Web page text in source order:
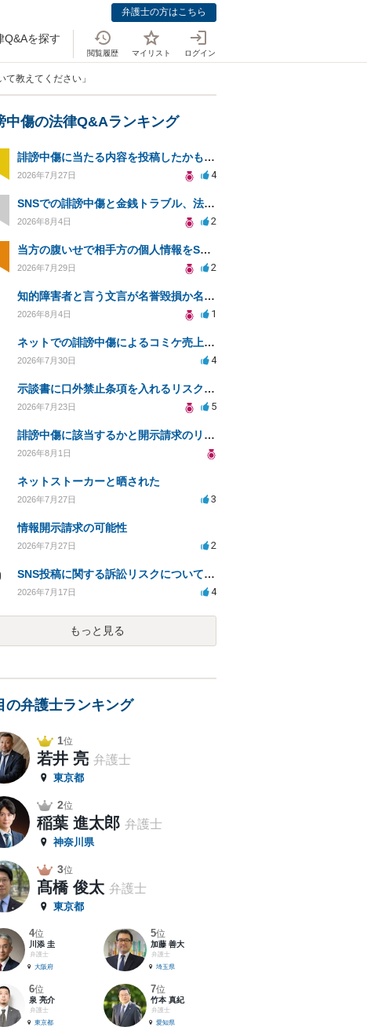
弁護士の方はこちら
Q&Aを探す
閲覧履歴 マイリスト ログイン
教えてください」
中傷の法律Q&Aランキング
誹謗中傷に当たる内容を投稿したかもしれない。開示請求や民事刑事裁判に発展しうるのか教えて欲しい。
2026年7月27日 4
SNSでの誹謗中傷と金銭トラブル、法的対応の相談
2026年8月4日 2
当方の腹いせで相手方の個人情報をSNSで晒してしまい名誉毀損させてしまったかもしれない
2026年7月29日 2
知的障害者と言う文言が名誉毀損か名誉感情の侵害になるか教えてほしい。
2026年8月4日 1
ネットでの誹謗中傷によるコミケ売上減少、損害賠償は可能か？
2026年7月30日 4
示談書に口外禁止条項を入れるリスクはありますか？
2026年7月23日 5
誹謗中傷に該当するかと開示請求のリスクを知りたい
2026年8月1日
ネットストーカーと晒された
2026年7月27日 3
情報開示請求の可能性
2026年7月27日 2
SNS投稿に関する訴訟リスクについての相談
2026年7月17日 4
もっと見る
の弁護士ランキング
1位
若井 亮 弁護士
東京都
2位
稲葉 進太郎 弁護士
神奈川県
3位
髙橋 俊太 弁護士
東京都
4位
川添 圭
弁護士
大阪府
5位
加藤 善大
弁護士
埼玉県
6位
泉 亮介
弁護士
東京都
7位
竹本 真紀
弁護士
愛知県